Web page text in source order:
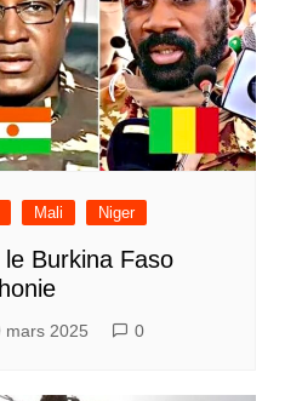
Mali Niger
Burkina Faso
mars 2025 0